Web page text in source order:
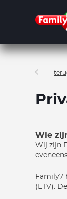
inhoud
Wie
Wij zijn
Family7
(ETV).